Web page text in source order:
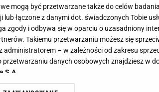
mogą być przetwarzane także do celów
lub łączone z danymi dot. świadczonych Tobie
zgody i odbywa się w oparciu o uzasadniony
Takiemu przetwarzaniu możesz się
administratorem – w zależności od zakresu
przetwarzaniu danych osobowych znajdziesz w
S.A.